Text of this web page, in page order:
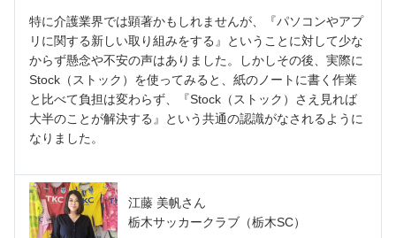
特に介護業界では顕著かもしれませんが、『パソコンやアプ
リに関する新しい取り組みをする』ということに対して少な
からず懸念や不安の声はありました。しかしその後、実際に
Stock（ストック）を使ってみると、紙のノートに書く作業
と比べて負担は変わらず、『Stock（ストック）さえ見れば
大半のことが解決する』という共通の認識がなされるように
なりました。
江藤 美帆さん
栃木サッカークラブ（栃木SC）